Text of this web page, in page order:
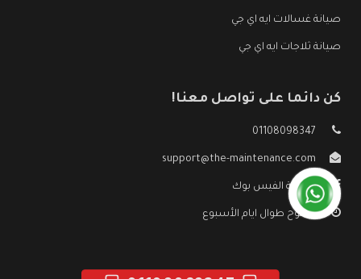
صيانة غسالات ايه اي جي
صيانة ثلاجات ايه اي جي
كن دائما على تواصل معنا!
01108098347
support@the-maintenance.com
صفحة الفيس بوك
مفتوح طوال ايام الأسبوع